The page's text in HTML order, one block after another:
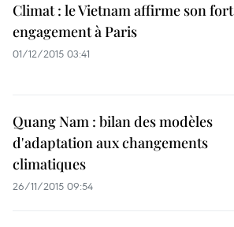
Climat : le Vietnam affirme son fort
engagement à Paris
01/12/2015 03:41
Quang Nam : bilan des modèles
d'adaptation aux changements
climatiques
26/11/2015 09:54